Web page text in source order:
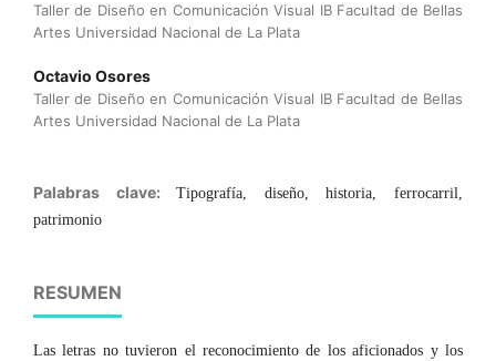
Taller de Diseño en Comunicación Visual IB Facultad de Bellas
Artes Universidad Nacional de La Plata
Octavio Osores
Taller de Diseño en Comunicación Visual IB Facultad de Bellas
Artes Universidad Nacional de La Plata
Palabras clave:Tipografía, diseño, historia, ferrocarril,
patrimonio
RESUMEN
Las letras no tuvieron el reconocimiento de los aficionados y los